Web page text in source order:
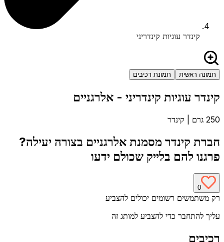
קינדר עוגיות קינדריני
תמונה ראשית תמונת רכיבים
קינדר עוגיות קינדריני - אלרגניים
250 גרם קינדר
חברת קינדר מסמנת אלרגניים בצורה יעילה?
פרגנו להם בלייק שכולם ידעו
0
רק משתמשים רשומים יכולים להצביע
עליך להתחבר כדי להצביע למותג זה
רכיבים